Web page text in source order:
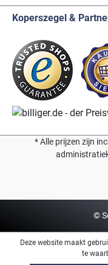
Koperszegel &
* Alle prijzen zijn
©
Deze website maakt
te